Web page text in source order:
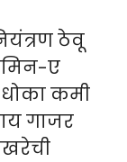
ठेवू
ए
कमी
गाजर